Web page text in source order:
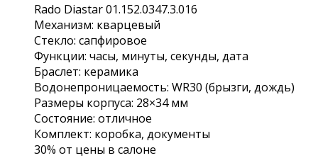
Rado Diastar 01.152.0347.3.016
Механизм: кварцевый
Стекло: сапфировое
Функции: часы, минуты, секунды, дата
Браслет: керамика
Водонепроницаемость: WR30 (брызги, дождь)
Размеры корпуса: 28×34 мм
Состояние: отличное
Комплект: коробка, документы
30% от цены в салоне